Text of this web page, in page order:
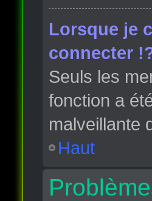
Lorsque je
connecter
Seuls les
fonction a
malveillante
Haut